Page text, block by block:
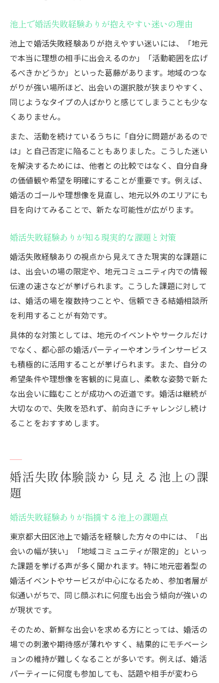
い方
婚活失敗経験ありから見る池上のサービス
活用法
婚活失敗経験ありが実感した池上の特徴と
選び方
婚活失敗経験ありに基づく池上でのおすす
め戦略
池上で婚活失敗経験ありが抱えやすい迷いの理由
池上で婚活失敗経験ありが抱えやすい迷いには、「地元
で本当に理想の相手に出会えるのか」「活動範囲を広げ
るべきかどうか」といった葛藤があります。地域のつな
がりが強い場所ほど、出会いの選択肢が狭まりやすく、
同じようなタイプの人ばかりと感じてしまうことも少な
くありません。
また、活動を続けているうちに「自分に問題があるので
は」と自己否定に陥ることもありました。こうした迷い
を解決するためには、他者との比較ではなく、自分自身
の価値観や希望を明確にすることが重要です。例えば、
婚活のゴールや理想像を見直し、地元以外のエリアにも
目を向けてみることで、新たな可能性が広がります。
婚活失敗経験ありが知る現実的な課題と対策
婚活失敗経験ありの視点から見えてきた現実的な課題に
は、出会いの場の限定や、地元コミュニティ内での情報
伝達の速さなどが挙げられます。こうした課題に対して
は、婚活の場を複数持つことや、信頼できる結婚相談所
を利用することが有効です。
具体的な対策としては、地元のイベントやサークルだけ
でなく、都心部の婚活パーティーやオンラインサービス
も積極的に活用することが挙げられます。また、自分の
希望条件や理想像を客観的に見直し、柔軟な姿勢で新た
な出会いに臨むことが成功への近道です。婚活は継続が
大切なので、失敗を恐れず、前向きにチャレンジし続け
ることをおすすめします。
婚活失敗体験談から見える池上の課
題
婚活失敗経験ありが指摘する池上の課題点
東京都大田区池上で婚活を経験した方々の中には、「出
会いの幅が狭い」「地域コミュニティが限定的」といっ
た課題を挙げる声が多く聞かれます。特に地元密着型の
婚活イベントやサービスが中心になるため、参加者層が
似通いがちで、同じ顔ぶれに何度も出会う傾向が強いの
が現状です。
そのため、新鮮な出会いを求める方にとっては、婚活の
場での刺激や期待感が薄れやすく、結果的にモチベーシ
ョンの維持が難しくなることが多いです。例えば、婚活
パーティーに何度も参加しても、話題や相手が変わら